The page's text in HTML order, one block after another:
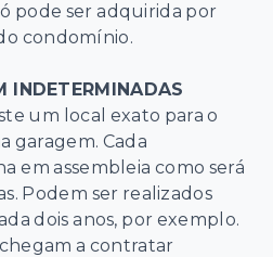
pode ser adquirida por
condomínio.
INDETERMINADAS
um local exato para o
garagem. Cada
em assembleia como será
Podem ser realizados
dois anos, por exemplo.
a contratar